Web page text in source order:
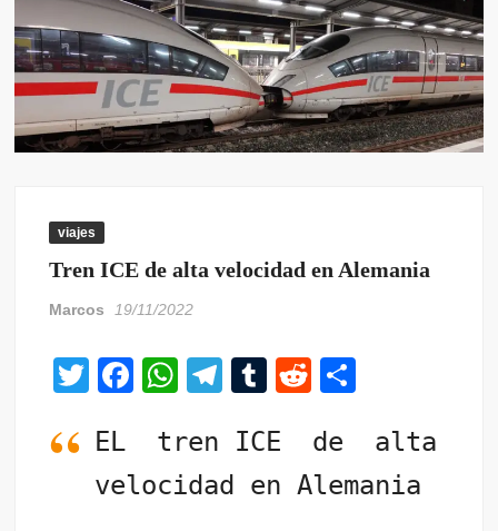
viajes
Tren ICE de alta velocidad en Alemania
Marcos 19/11/2022
T
tt
er
F
e
W
at
s
T
e
gr
T
m
bl
R
d
di
m
p
EL tren ICE de alta
velocidad en Alemania